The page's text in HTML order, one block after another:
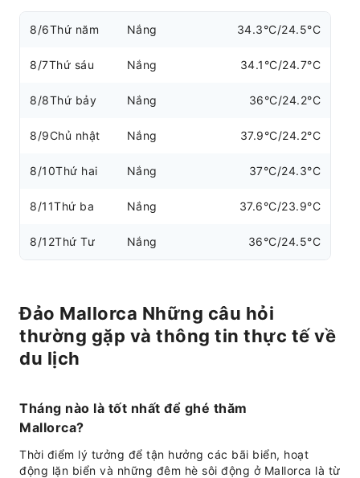
8/6Thứ năm Nắng 34.3°C/24.5°C
8/7Thứ sáu Nắng 34.1°C/24.7°C
8/8Thứ bảy Nắng 36°C/24.2°C
8/9Chủ nhật Nắng 37.9°C/24.2°C
8/10Thứ hai Nắng 37°C/24.3°C
8/11Thứ ba Nắng 37.6°C/23.9°C
8/12Thứ Tư Nắng 36°C/24.5°C
Đảo Mallorca Những câu hỏi
thường gặp và thông tin thực tế về
du lịch
Tháng nào là tốt nhất để ghé thăm
Mallorca?
Thời điểm lý tưởng để tận hưởng các bãi biển, hoạt
động lặn biển và những đêm hè sôi động ở Mallorca là từ